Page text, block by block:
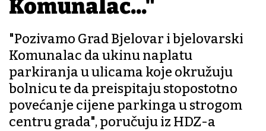
Komunalac..."
"Pozivamo Grad Bjelovar i bjelovarski
Komunalac da ukinu naplatu
parkiranja u ulicama koje okružuju
bolnicu te da preispitaju stopostotno
povećanje cijene parkinga u strogom
centru grada", poručuju iz HDZ-a